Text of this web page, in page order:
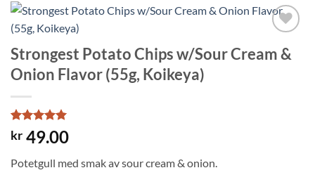
Legg til i
ønskeliste
Strongest Potato Chips w/Sour Cream &
Onion Flavor (55g, Koikeya)
Rated5
out of 5
1
customer
kr 49.00
Potetgull med smak av sour cream & onion.